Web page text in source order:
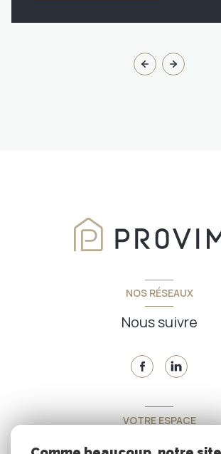
NOS RÉSEAUX
Nous suivre
VOTRE ESPACE
Espace propriétaire